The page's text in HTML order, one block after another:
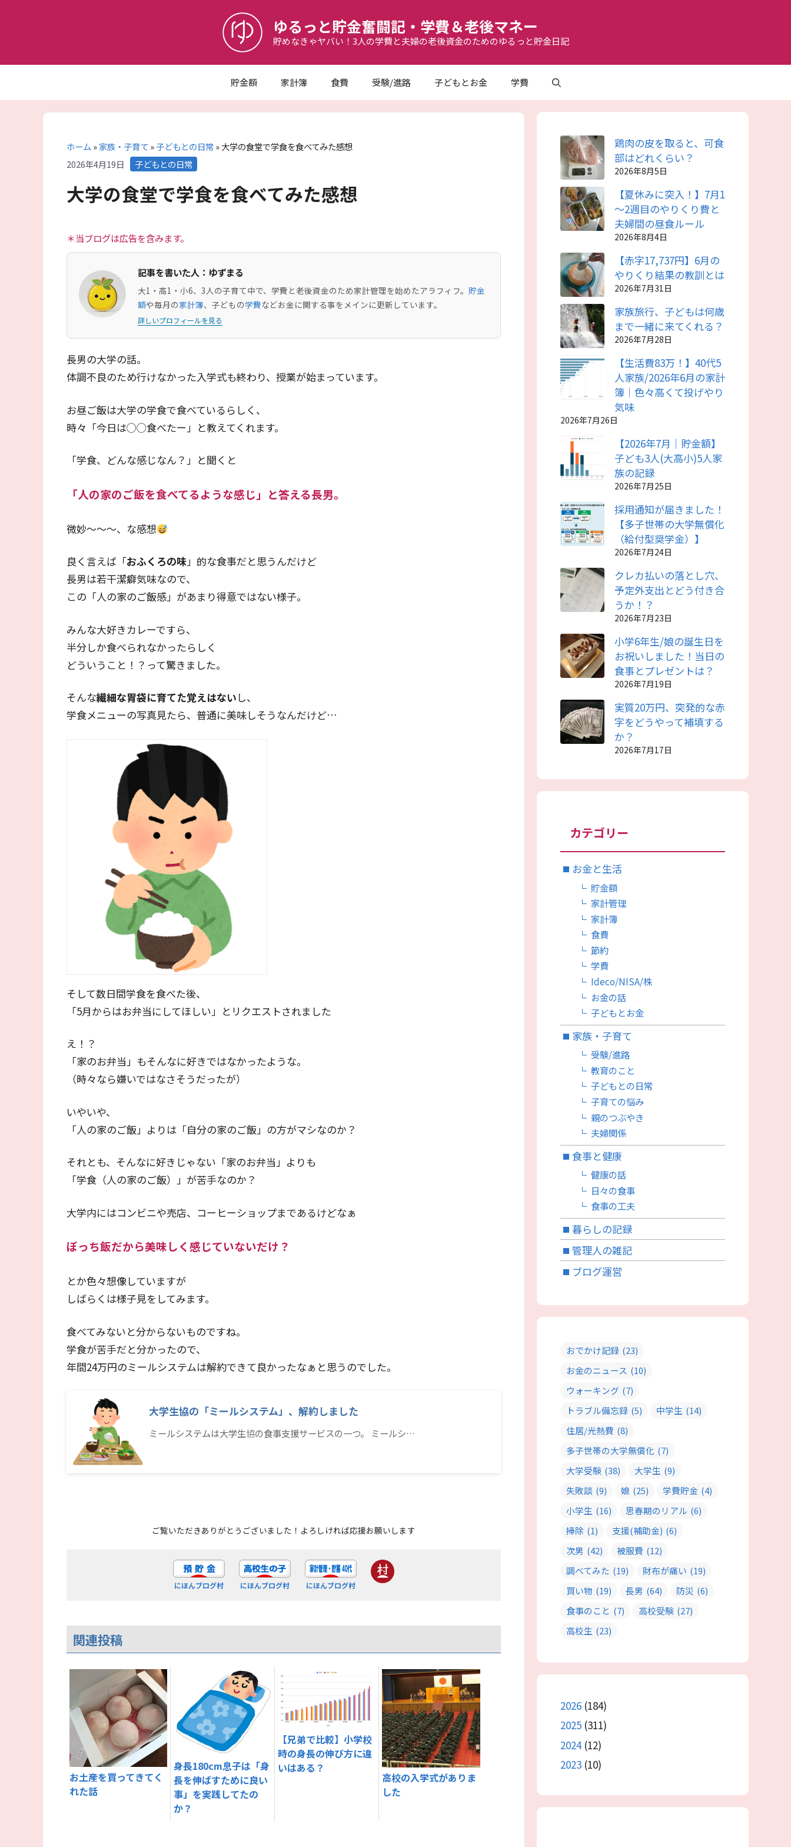
ツ
ゆるっと貯金奮闘記・学費＆老後マネー
貯めなきゃヤバい！3人の学費と夫婦の老後資金のためのゆるっと貯金日記
貯金額 家計簿 食費 受験/進路 子どもとお金 学費
ホーム»家族・子育て»子どもとの日常 »大学の食堂で学食を食べてみた感想
2026年4月19日 カ
テ
ゴ
リ
子どもとの日常
大学の食堂で学食を食べてみた感想
＊当ブログは広告を含みます。
記事を書いた人：ゆずまる
大1・高1・小6、3人の子育て中で、学費と老後資金のため家計管理を始めたアラフィフ。 貯金
額や毎月の家計簿、子どもの学費などお金に関する事をメインに更新しています。
詳しいプロフィールを見る
長男の大学の話。
体調不良のため行けなかった入学式も終わり、授業が始まっています。
お昼ご飯は大学の学食で食べているらしく、
時々「今日は◯◯食べたー」と教えてくれます。
「学食、どんな感じなん？」と聞くと
「人の家のご飯を食べてるような感じ」と答える長男。
微妙～～～、な感想
良く言えば「おふくろの味」的な食事だと思うんだけど
長男は若干潔癖気味なので、
この「人の家のご飯感」があまり得意ではない様子。
みんな大好きカレーですら、
半分しか食べられなかったらしく
どういうこと！？って驚きました。
そんな繊細な胃袋に育てた覚えはない し、
学食メニューの写真見たら、普通に美味しそうなんだけど…
そして数日間学食を食べた後、
「5月からはお弁当にしてほしい」とリクエストされました
え！？
「家のお弁当」もそんなに好きではなかったような。
（時々なら嫌いではなさそうだったが）
いやいや、
「人の家のご飯」よりは「自分の家のご飯」の方がマシなのか？
それとも、そんなに好きじゃない「家のお弁当」よりも
「学食（人の家のご飯）」が苦手なのか？
大学内にはコンビニや売店、コーヒーショップまであるけどなぁ
ぼっち飯だから美味しく感じていないだけ？
とか色々想像していますが
しばらくは様子見をしてみます。
食べてみないと分からないものですね。
学食が苦手だと分かったので、
年間24万円のミールシステムは解約できて良かったなぁと思うのでした。
大学生協の「ミールシステム」、解約しました
ミールシステムは大学生協の食事支援サービスの一つ。 ミールシ…
ご覧いただきありがとうございました！よろしければ応援お願いします
にほんブログ村 にほんブログ村 にほんブログ村
関連投稿
お土産を買ってきてく
れた話
身長180cm息子は「身
長を伸ばすために良い
事」を実践してたの
か？
【兄弟で比較】小学校
時の身長の伸び方に違
いはある？
高校の入学式がありま
した
鶏肉の皮を取ると、可食
部はどれくらい？
2026年8月5日
【夏休みに突入！】7月1
～2週目のやりくり費と
夫婦間の昼食ルール
2026年8月4日
【赤字17,737円】6月の
やりくり結果の教訓とは
2026年7月31日
家族旅行、子どもは何歳
まで一緒に来てくれる？
2026年7月28日
【生活費83万！】40代5
人家族/2026年6月の家計
簿｜色々高くて投げやり
気味
2026年7月26日
【2026年7月｜貯金額】
子ども3人(大高小)5人家
族の記録
2026年7月25日
採用通知が届きました！
【多子世帯の大学無償化
（給付型奨学金）】
2026年7月24日
クレカ払いの落とし穴、
予定外支出とどう付き合
うか！？
2026年7月23日
小学6年生/娘の誕生日を
お祝いしました！当日の
食事とプレゼントは？
2026年7月19日
実質20万円、突発的な赤
字をどうやって補填する
か？
2026年7月17日
カテゴリー
お金と生活
貯金額
家計管理
家計簿
食費
節約
学費
Ideco/NISA/株
お金の話
子どもとお金
家族・子育て
受験/進路
教育のこと
子どもとの日常
子育ての悩み
親のつぶやき
夫婦関係
食事と健康
健康の話
日々の食事
食事の工夫
暮らしの記録
管理人の雑記
ブログ運営
おでかけ記録 (23)
お金のニュース (10)
ウォーキング (7)
トラブル備忘録 (5) 中学生 (14)
住居/光熱費 (8)
多子世帯の大学無償化 (7)
大学受験 (38) 大学生 (9)
失敗談 (9) 娘 (25) 学費貯金 (4)
小学生 (16) 思春期のリアル (6)
掃除 (1) 支援(補助金) (6)
次男 (42) 被服費 (12)
調べてみた (19) 財布が痛い (19)
買い物 (19) 長男 (64) 防災 (6)
食事のこと (7) 高校受験 (27)
高校生 (23)
2026 (184)
2025 (311)
2024(12)
2023 (10)